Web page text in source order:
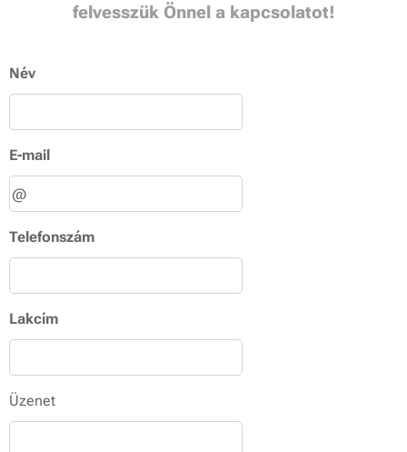
felvesszük Önnel a kapcsolatot!
Név
E-mail
Telefonszám
Lakcím
Üzenet